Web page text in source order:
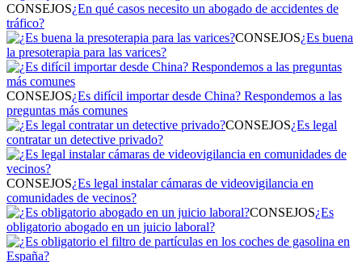
CONSEJOS¿En qué casos necesito un abogado de accidentes de
tráfico?
CONSEJOS¿Es buena
la presoterapia para las varices?
CONSEJOS¿Es difícil importar desde China? Respondemos a las
preguntas más comunes
CONSEJOS¿Es legal
contratar un detective privado?
CONSEJOS¿Es legal instalar cámaras de videovigilancia en
comunidades de vecinos?
CONSEJOS¿Es
obligatorio abogado en un juicio laboral?